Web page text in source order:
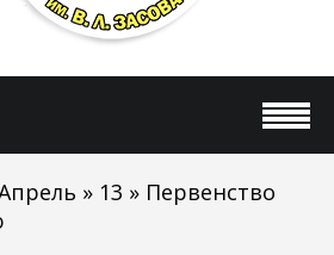
» 13 » Первенство